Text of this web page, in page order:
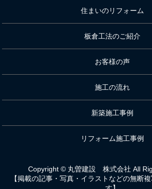
住まいのリフォーム
板倉工法のご紹介
お客様の声
施工の流れ
新築施工事例
リフォーム施工事例
Copyright © 丸曽建設 株式会社 All
【掲載の記事・写真・イラストなどの無断